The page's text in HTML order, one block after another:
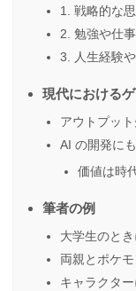
1. 戦略的な
2. 勉強や仕
3. 人生経験
現代における
アウトプッ
AI の開発に
価値は時
筆者の例
大学生のと
両親とポケ
キャラクタ